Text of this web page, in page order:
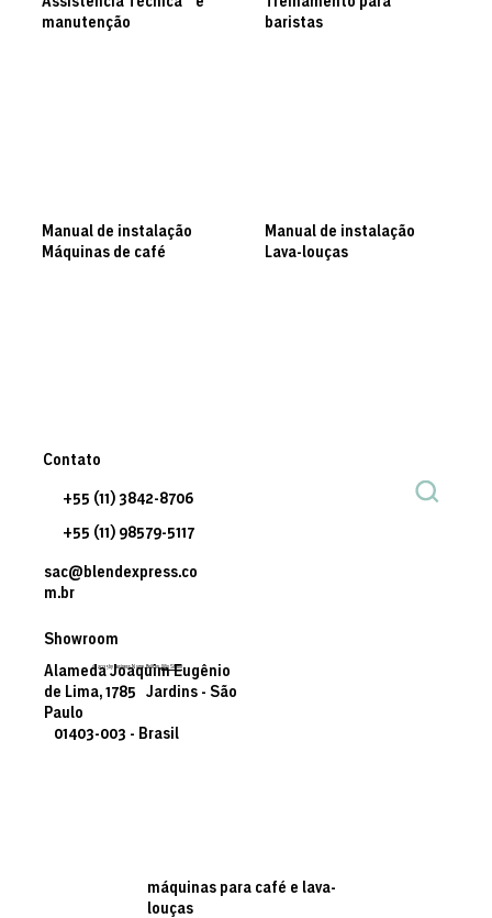
manutenção
baristas
Manual de instalação
Máquinas de café
Manual de instalação
Lava-louças
© 2035 by Business Name. Built onWix Studio
máquinas para café e lava-
louças
Contato
sac@blendexpress.co
m.br
+55 (11) 3842-8706
+55 (11) 98579-5117
Showroom
Alameda Joaquim Eugênio
de Lima, 1785 Jardins - São
Paulo
01403-003 - Brasil